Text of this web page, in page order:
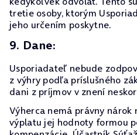
tretie osoby, ktorým
jeho určením poskytne.
9. Dane:
Usporiadateľ nebude
z výhry podľa príslušného
dani z príjmov v znení
Výherca nemá právny nárok
výplatu jej hodnoty formou